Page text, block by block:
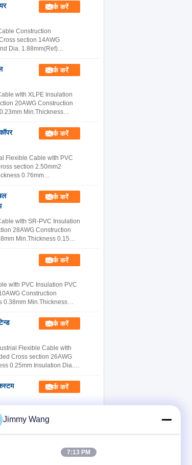
संपर्क करें
Construction
section 14AWG
Dia. 1.88mm(Ref)
संपर्क करें
wIth XLPE Insulation
20AWG Construction
Min.Thickness
संपर्क करें
Flexible Cable wIth PVC
section 2.50mm2
0.76mm
संपर्क करें
wIth SR-PVC Insulation
28AWG Construction
Min.Thickness 0.15mm
संपर्क करें
wIth PVC Insulation PVC
Construction
0.38mm Min.Thickness
संपर्क करें
Flexible Cable wIth
Cross section 26AWG
0.25mm Insulation Dia.
संपर्क करें
wIth EVI-2 Insulation EVM-
strandedCross
KevlarStrand
Jimmy Wang
7:13 PM